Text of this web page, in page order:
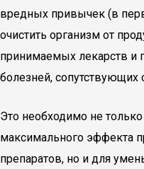
вредных привычек (в
очистить организм от
принимаемых лекарств и
болезней, сопутствующих
Это необходимо не
максимального эффекта
препаратов, но и для